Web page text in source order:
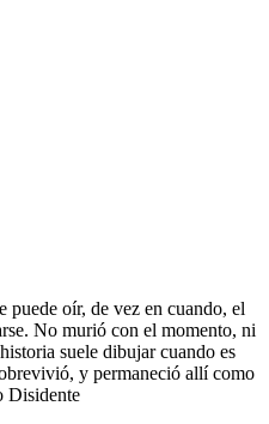
oír, de vez en cuando, el
No murió con el momento, ni
suele dibujar cuando es
y permaneció allí como
Disidente